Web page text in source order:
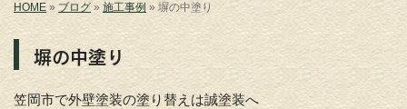
HOME» ブログ» 施工事例 » 塀の中塗り
塀の中塗り
笠岡市で外壁塗装の塗り替えは誠塗装へ